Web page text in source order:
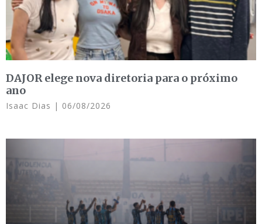
DAJOR elege nova diretoria para o próximo
ano
Isaac Dias 06/08/2026